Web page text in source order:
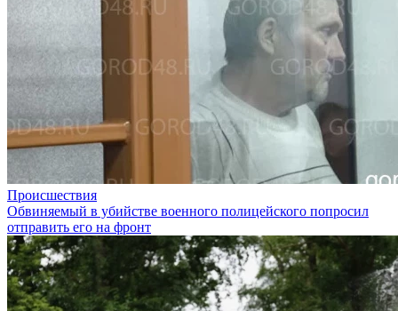
Происшествия
Обвиняемый в убийстве военного полицейского попросил
отправить его на фронт